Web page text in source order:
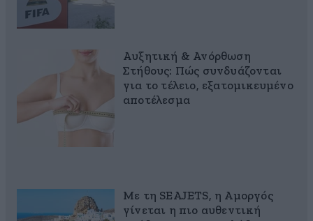
Αυξητική & Ανόρθωση
Στήθους: Πώς συνδυάζονται
για το τέλειο, εξατομικευμένο
αποτέλεσμα
Με τη SEAJETS, η Αμοργός
γίνεται η πιο αυθεντική